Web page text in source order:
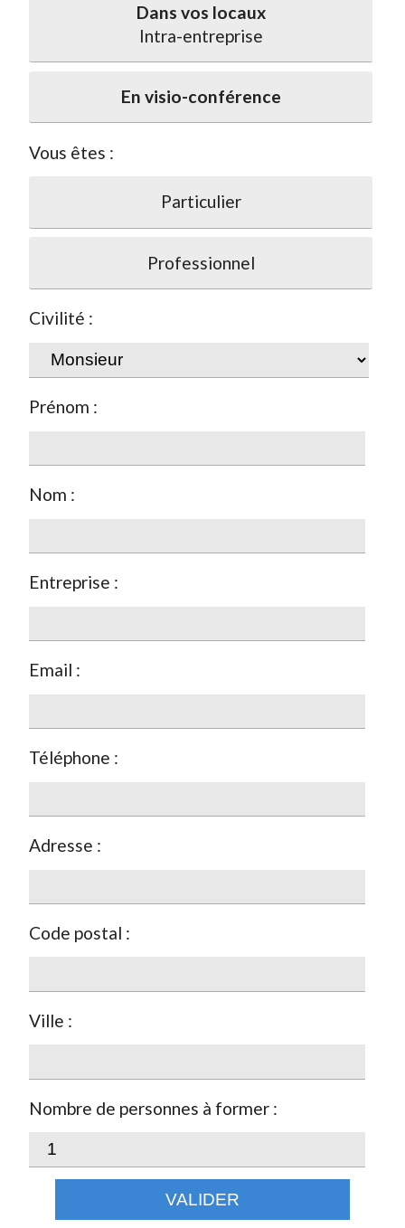
Dans vos locaux
Intra-entreprise
En visio-conférence
Vous êtes :
Particulier
Professionnel
Civilité :
Prénom :
Nom :
Entreprise :
Email :
Téléphone :
Adresse :
Code postal :
Ville :
Nombre de personnes à former :
VALIDER